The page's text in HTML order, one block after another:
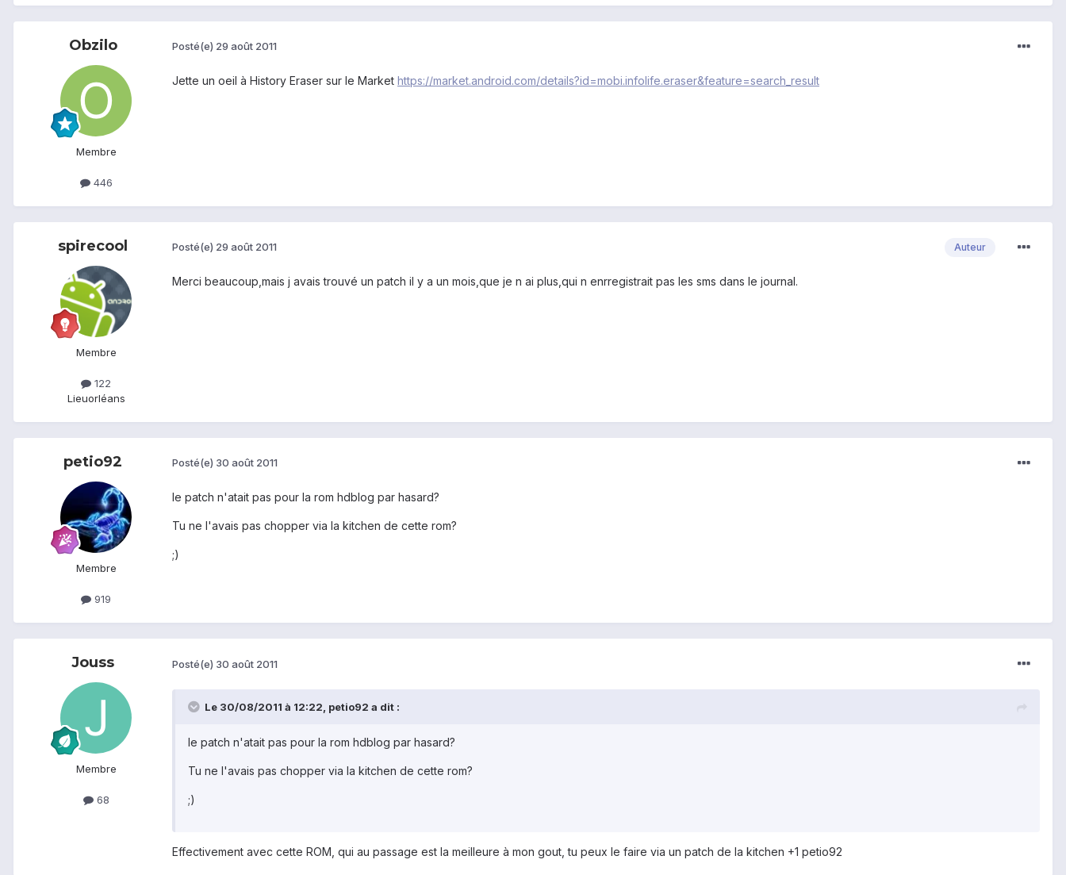
Obzilo
Membre
446
Posté(e) 29 août 2011
Jette un oeil à History Eraser sur le Market https://market.android.com/details?id=mobi.infolife.eraser&feature=search_result
spirecool
Membre
122
Lieuorléans
Auteur
Posté(e) 29 août 2011
Merci beaucoup,mais j avais trouvé un patch il y a un mois,que je n ai plus,qui n enrregistrait pas les sms dans le journal.
petio92
Membre
919
Posté(e) 30 août 2011
le patch n'atait pas pour la rom hdblog par hasard?
Tu ne l'avais pas chopper via la kitchen de cette rom?
;)
Jouss
Membre
68
Posté(e) 30 août 2011
Le 30/08/2011 à 12:22, petio92 a dit :
le patch n'atait pas pour la rom hdblog par hasard?
Tu ne l'avais pas chopper via la kitchen de cette rom?
;)
Effectivement avec cette ROM, qui au passage est la meilleure à mon gout, tu peux le faire via un patch de la kitchen +1 petio92